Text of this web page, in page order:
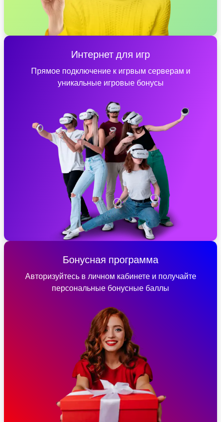
Интернет для игр
Прямое подключение к игрвым серверам и
уникальные игровые бонусы
Бонусная программа
Авторизуйтесь в личном кабинете и получайте
персональные бонусные баллы